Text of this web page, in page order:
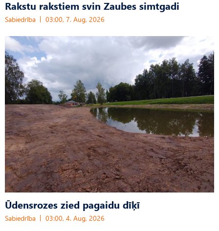
Rakstu rakstiem svin Zaubes simtgadi
Sabiedrība 03:00, 7. Aug, 2026
Ūdensrozes zied pagaidu dīķī
Sabiedrība 03:00, 4. Aug, 2026